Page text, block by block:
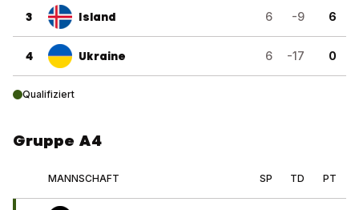
3 Island 6 -9 6
4 Ukraine 6 -17 0
Qualifiziert
Gruppe A4
MANNSCHAFT SP TD PT